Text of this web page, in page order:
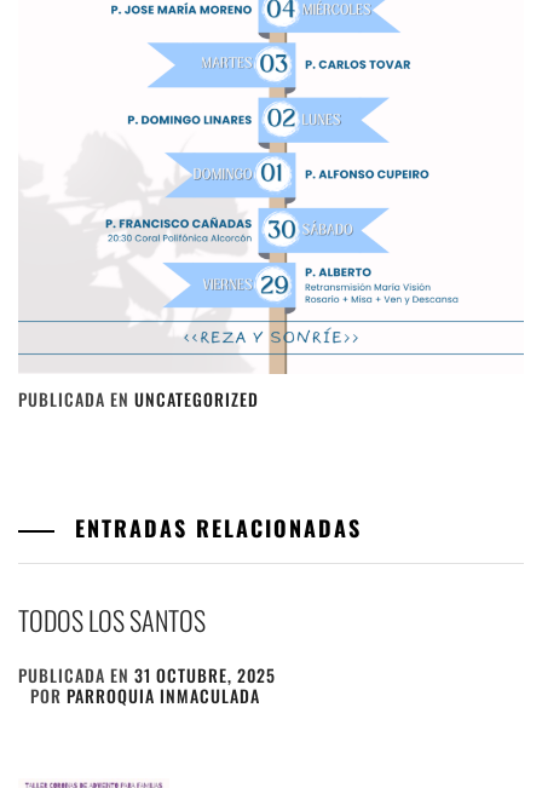
PUBLICADA EN UNCATEGORIZED
ENTRADAS RELACIONADAS
TODOS LOS SANTOS
PUBLICADA EN 31 OCTUBRE, 2025
POR PARROQUIA INMACULADA